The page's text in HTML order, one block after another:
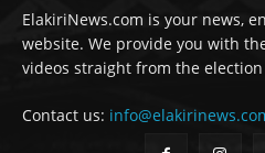
ElakiriNews.com is your news,
website. We provide you with
videos straight from the
Contact us: